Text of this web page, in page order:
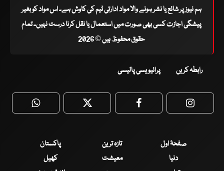
ہم نیوز پر شائع یا نشر ہونے والا مواد ادارتی ٹیم کی کاوش ہے۔ اس مواد کو بغیر
پیشگی اجازت کسی بھی صورت میں استعمال یا نقل کرنا درست نہیں۔ تمام
حقوق محفوظ ہیں © 2026
رابطہ کریں پرائیویسی پالیسی
WhatsApp Twitter Facebook
صفحۂ اول تازہ ترین
پاکستان
دنیا
معیشت
کھیل